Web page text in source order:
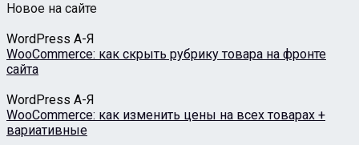
Новое на сайте
WordPress А-Я
WooCommerce: как скрыть рубрику товара на фронте
сайта
WordPress А-Я
WooCommerce: как изменить цены на всех товарах +
вариативные